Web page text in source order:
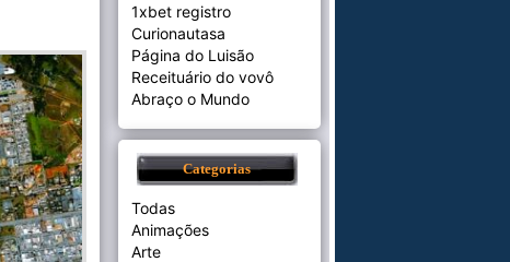
1xbet registro
Curionautasa
Página do Luisão
Receituário do vovô
Abraço o Mundo
Categorias
Todas
Animações
Arte